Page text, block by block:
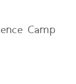
Camp